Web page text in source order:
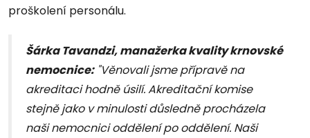
proškolení personálu.
Šárka Tavandzi, manažerka kvality krnovské
nemocnice:"Věnovali jsme přípravě na
akreditaci hodně úsilí. Akreditační komise
stejně jako v minulosti důsledně procházela
naši nemocnici oddělení po oddělení. Naši